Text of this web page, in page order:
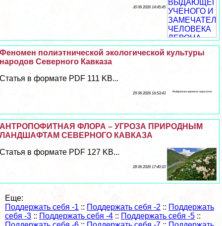
30 06 2026 14:45:45
Феномен полиэтнической экологической культуры
народов Северного Кавказа
Статья в формате PDF 111 KB...
29 06 2026 16:53:43
АНТРОПОФИТНАЯ ФЛОРА – УГРОЗА ПРИРОДНЫМ
ЛАНДШАФТАМ СЕВЕРНОГО КАВКАЗА
Статья в формате PDF 127 KB...
28 06 2026 17:40:10
Еще:
Поддержать себя -1 :: Поддержать себя -2 :: Поддержать
себя -3 :: Поддержать себя -4 :: Поддержать себя -5 ::